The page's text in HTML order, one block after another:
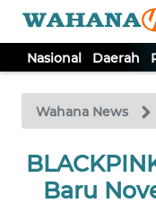
Nasional Daerah
Wahana News
Baru
TV
Tutup
NASIONAL